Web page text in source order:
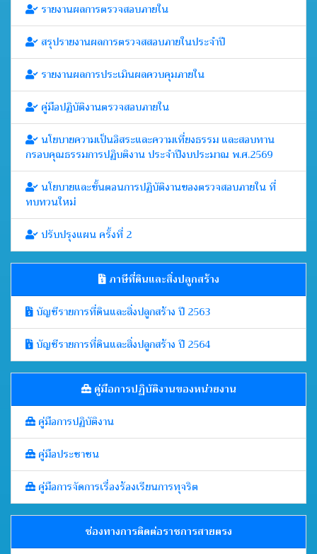
รายงานผลการตรวจสอบภายใน
สรุปรายงานผลการตรวจสสอบภายในประจำปี
รายงานผลการประเมินผลควบคุมภายใน
คู่มือปฏิบัติงานตรวจสอบภายใน
นโยบายความเป็นอิสระและความเที่ยงธรรม และสอบทาน
กรอบคุณธรรมการปฏิบติงาน ประจำปีงบประมาณ พ.ศ.2569
นโยบายและขั้นตอนการปฏิบัติงานของตรวจสอบภายใน ที่
ทบทวนใหม่
ปรับปรุงแผน ครั้งที่ 2
ภาษีที่ดินและสิ่งปลูกสร้าง
บัญชีรายการที่ดินและสิ่งปลูกสร้าง ปี 2563
บัญชีรายการที่ดินและสิ่งปลูกสร้าง ปี 2564
คู่มือการปฏิบัติงานของหน่วยงาน
คู่มือการปฏิบัติงาน
คู่มือประชาชน
คู่มือการจัดการเรื่องร้องเรียนการทุจริต
ช่องทางการติดต่อราชการสายตรง